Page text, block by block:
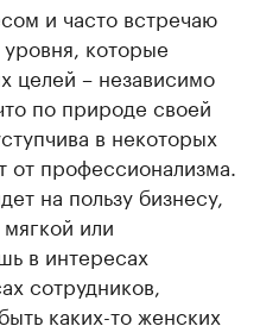
и часто встречаю
которые
целей – независимо
по природе своей
в некоторых
от профессионализма.
на пользу бизнесу,
или
в интересах
сотрудников,
каких-то женских